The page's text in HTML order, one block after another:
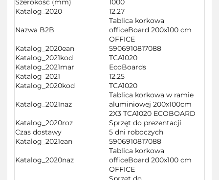
Szerokość (mm)
1000
Katalog_2020
12.27
Nazwa B2B
Tablica korkowa
officeBoard 200x100 cm
OFFICE
Katalog_2020ean
5906910817088
Katalog_2021kod
TCA1020
Katalog_2021mar
EcoBoards
Katalog_2021
12.25
Katalog_2020kod
TCA1020
Katalog_2021naz
Tablica korkowa w ramie
aluminiowej 200x100cm
2X3 TCA1020 ECOBOARD
Katalog_2020roz
Sprzęt do prezentacji
Czas dostawy
5 dni roboczych
Katalog_2021ean
5906910817088
Katalog_2020naz
Tablica korkowa
officeBoard 200x100 cm
OFFICE